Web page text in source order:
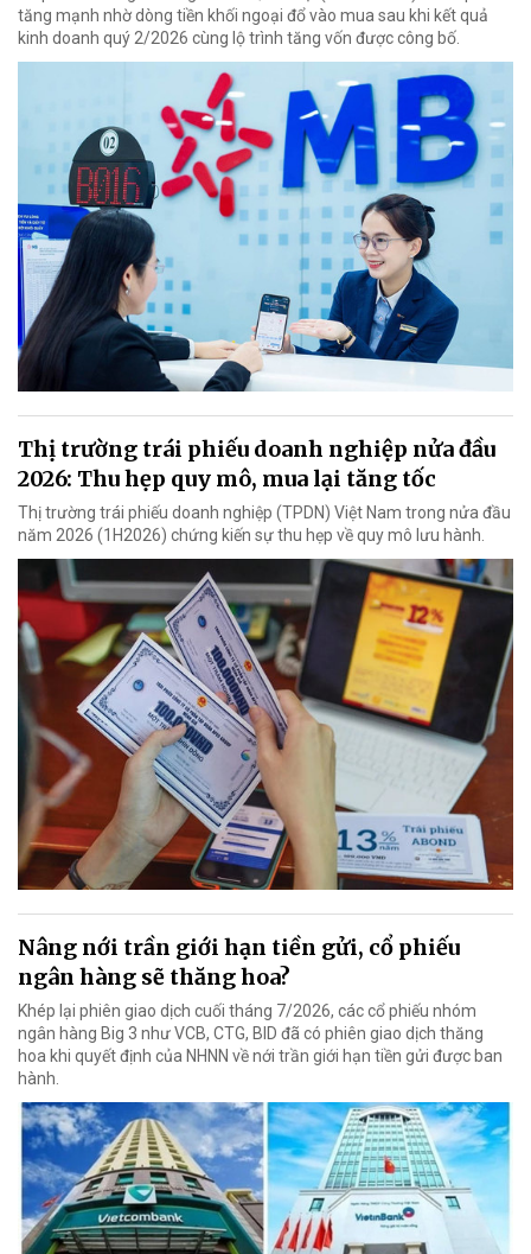
tăng mạnh nhờ dòng tiền khối ngoại đổ vào mua sau khi kết quả
kinh doanh quý 2/2026 cùng lộ trình tăng vốn được công bố.
Thị trường trái phiếu doanh nghiệp nửa đầu
2026: Thu hẹp quy mô, mua lại tăng tốc
Thị trường trái phiếu doanh nghiệp (TPDN) Việt Nam trong nửa đầu
năm 2026 (1H2026) chứng kiến sự thu hẹp về quy mô lưu hành.
Nâng nới trần giới hạn tiền gửi, cổ phiếu
ngân hàng sẽ thăng hoa?
Khép lại phiên giao dịch cuối tháng 7/2026, các cổ phiếu nhóm
ngân hàng Big 3 như VCB, CTG, BID đã có phiên giao dịch thăng
hoa khi quyết định của NHNN về nới trần giới hạn tiền gửi được ban
hành.